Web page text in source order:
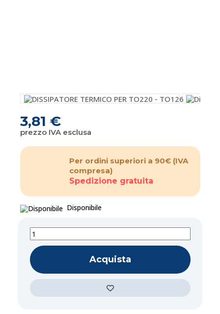
3,81 €
prezzo IVA esclusa
Per ordini superiori a 90€ (IVA
compresa)
Spedizione gratuita
Disponibile
Acquista